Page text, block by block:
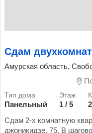
Сдам
Амурская область,
Панельный 1 / 5 2
Сдам 2-х комнатную
джоникидзе, 75. В